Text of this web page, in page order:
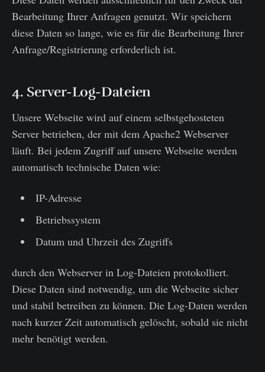
Bearbeitung Ihrer Anfragen genutzt. Wir speichern
diese Daten so lange, wie es für die Bearbeitung Ihrer
Anfrage/Registrierung erforderlich ist.
4. Server-Log-Dateien
Unsere Webseite wird auf einem selbstgehosteten
Server betrieben, der mit dem Apache2 Webserver
läuft. Bei jedem Zugriff auf unsere Webseite werden
automatisch technische Daten wie:
IP-Adresse
Betriebssystem
Datum und Uhrzeit des Zugriffs
durch den Webserver in Log-Dateien protokolliert.
Diese Daten sind notwendig, um die Webseite sicher
und stabil betreiben zu können. Die Log-Daten werden
nach kurzer Zeit automatisch gelöscht, sobald sie nicht
mehr benötigt werden.